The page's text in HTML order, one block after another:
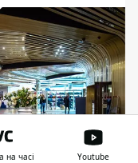
на часі Youtube